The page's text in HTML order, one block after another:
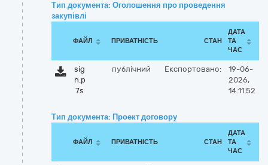
Тип документа: Оголошення про проведення
закупівлі
ФАЙЛ ПРИВАТНІСТЬ СТАН
ДАТА
ТА
ЧАС
sig
n.p
7s
публічний Експортовано:
19-06-
2026,
14:11:52
Тип документа: Проект договору
ФАЙЛ ПРИВАТНІСТЬ СТАН
ДАТА
ТА
ЧАС